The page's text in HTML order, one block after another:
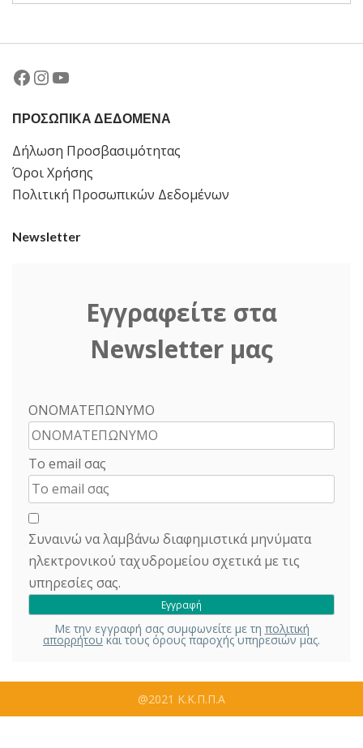
Facebook
Instagram
YouTube
ΠΡΟΣΩΠΙΚΑ ΔΕΔΟΜΕΝΑ
Δήλωση Προσβασιμότητας
Όροι Χρήσης
Πολιτική Προσωπικών Δεδομένων
Newsletter
Εγγραφείτε στα
Newsletter μας
ΟΝΟΜΑΤΕΠΩΝΥΜΟ
Το email σας
Συναινώ να λαμβάνω διαφημιστικά μηνύματα
ηλεκτρονικού ταχυδρομείου σχετικά με τις
υπηρεσίες σας.
Με την εγγραφή σας συμφωνείτε με τη πολιτική
απορρήτουκαι τους όρους παροχής υπηρεσιών μας.
@2021 Κ.Κ.Π.Π.Α